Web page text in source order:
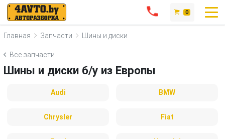
0
Главная Запчасти Шины и диски
Все запчасти
Шины и диски б/у из Европы
Audi BMW
Chrysler Fiat